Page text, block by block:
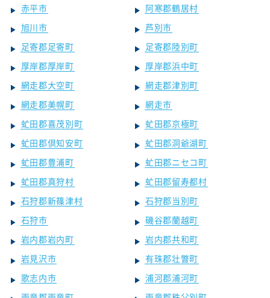
赤平市
阿寒郡鶴居村
旭川市
芦別市
足寄郡足寄町
足寄郡陸別町
厚岸郡厚岸町
厚岸郡浜中町
網走郡大空町
網走郡津別町
網走郡美幌町
網走市
虻田郡喜茂別町
虻田郡京極町
虻田郡倶知安町
虻田郡洞爺湖町
虻田郡豊浦町
虻田郡ニセコ町
虻田郡真狩村
虻田郡留寿都村
石狩郡新篠津村
石狩郡当別町
石狩市
磯谷郡蘭越町
岩内郡岩内町
岩内郡共和町
岩見沢市
有珠郡壮瞥町
歌志内市
浦河郡浦河町